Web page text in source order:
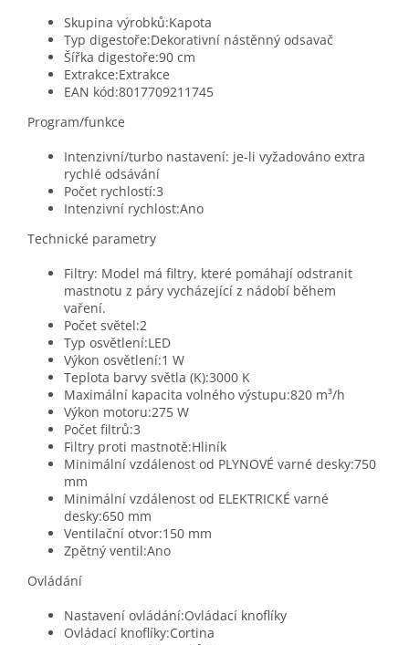
Skupina výrobků:Kapota
Typ digestoře:Dekorativní nástěnný odsavač
Šířka digestoře:90 cm
Extrakce:Extrakce
EAN kód:8017709211745
Program/funkce
Intenzivní/turbo nastavení: je-li vyžadováno extra
rychlé odsávání
Počet rychlostí:3
Intenzivní rychlost:Ano
Technické parametry
Filtry: Model má filtry, které pomáhají odstranit
mastnotu z páry vycházející z nádobí během
vaření.
Počet světel:2
Typ osvětlení:LED
Výkon osvětlení:1 W
Teplota barvy světla (K):3000 K
Maximální kapacita volného výstupu:820 m³/h
Výkon motoru:275 W
Počet filtrů:3
Filtry proti mastnotě:Hliník
Minimální vzdálenost od PLYNOVÉ varné desky:750
mm
Minimální vzdálenost od ELEKTRICKÉ varné
desky:650 mm
Ventilační otvor:150 mm
Zpětný ventil:Ano
Ovládání
Nastavení ovládání:Ovládací knoflíky
Ovládací knoflíky:Cortina